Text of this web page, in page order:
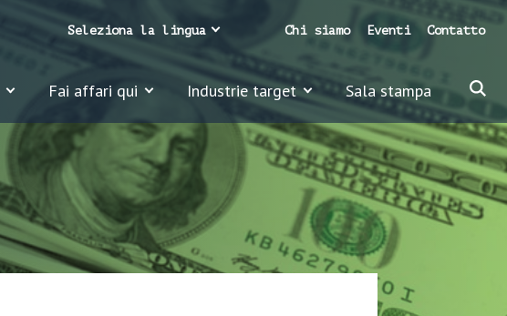
Fai affari qui Industrie target Sala stampa
Chi siamo Eventi Contatto
Seleziona la lingua